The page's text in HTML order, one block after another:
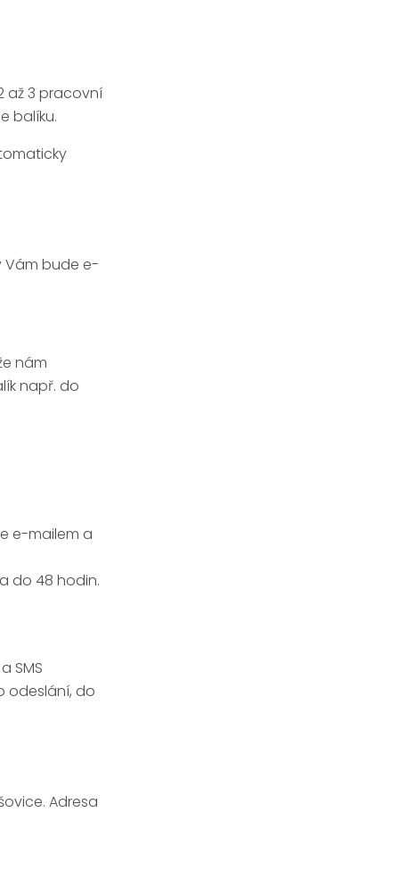
až 3 pracovní
balíku.
Vám bude e-
nám
např. do
e-mailem a
do 48 hodin.
SMS
odeslání, do
Adresa